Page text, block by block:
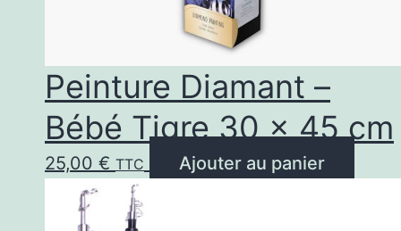
Peinture Diamant –
Bébé Tigre 30 x 45 cm
25,00 € TTC Ajouter au panier